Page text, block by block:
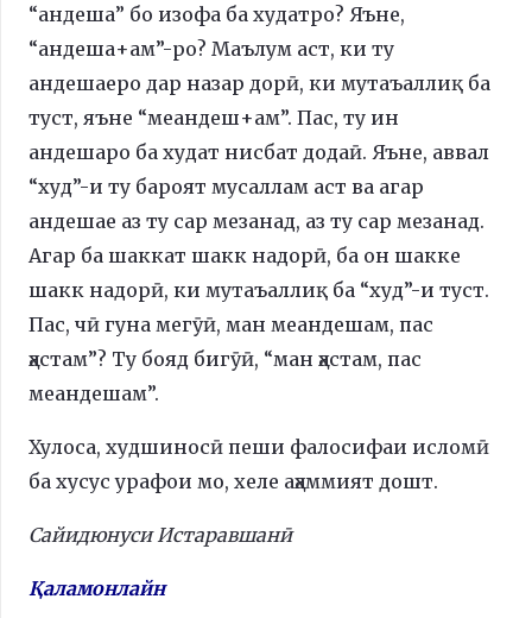
“андеша” бо изофа ба худатро? Яъне,
“андеша+ам”-ро? Маълум аст, ки ту
андешаеро дар назар дорӣ, ки мутаъаллиқ ба
туст, яъне “меандеш+ам”. Пас, ту ин
андешаро ба худат нисбат додаӣ. Яъне, аввал
“худ”-и ту бароят мусаллам аст ва агар
андешае аз ту сар мезанад, аз ту сар мезанад.
Агар ба шаккат шакк надорӣ, ба он шакке
шакк надорӣ, ки мутаъаллиқ ба “худ”-и туст.
Пас, чӣ гуна мегӯӣ, ман меандешам, пас
ҳастам”? Ту бояд бигӯӣ, “ман ҳастам, пас
меандешам”.
Хулоса, худшиносӣ пеши фалосифаи исломӣ
ба хусус урафои мо, хеле аҳаммият дошт.
Сайидюнуси Истаравшанӣ
Қаламонлайн